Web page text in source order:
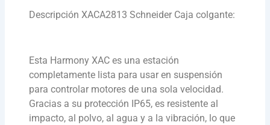
Descripción XACA2813 Schneider Caja colgante:
Esta Harmony XAC es una estación
completamente lista para usar en suspensión
para controlar motores de una sola velocidad.
Gracias a su protección IP65, es resistente al
impacto, al polvo, al agua y a la vibración, lo que